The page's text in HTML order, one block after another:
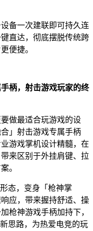
备一次建联即可持久连
直达，彻底摆脱传统跨
便捷。
柄，射击游戏玩家的终
做最适合玩游戏的设
」射击游戏专属手柄
游戏掌机设计精髓，在
来区别于外挂肩键、拉
。
态，变身「枪神掌
应，带来握持舒适、操
枪神游戏手柄加持下，
思路，为热爱电竞的玩